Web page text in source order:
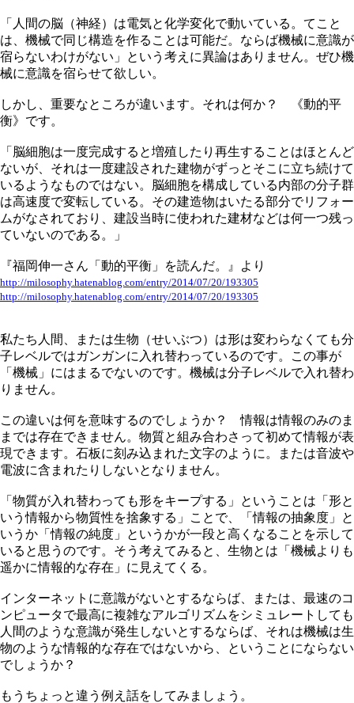
「人間の脳（神経）は電気と化学変化で動いている。てこと
は、機械で同じ構造を作ることは可能だ。ならば機械に意識が
宿らないわけがない」という考えに異論はありません。ぜひ機
械に意識を宿らせて欲しい。
しかし、重要なところが違います。それは何か？ 《動的平
衡》です。
「脳細胞は一度完成すると増殖したり再生することはほとんど
ないが、それは一度建設された建物がずっとそこに立ち続けて
いるようなものではない。脳細胞を構成している内部の分子群
は高速度で変転している。その建造物はいたる部分でリフォー
ムがなされており、建設当時に使われた建材などは何一つ残っ
ていないのである。」
『福岡伸一さん「動的平衡」を読んだ。』より
http://milosophy.hatenablog.com/entry/2014/07/20/193305
http://milosophy.hatenablog.com/entry/2014/07/20/193305
私たち人間、または生物（せいぶつ）は形は変わらなくても分
子レベルではガンガンに入れ替わっているのです。この事が
「機械」にはまるでないのです。機械は分子レベルで入れ替わ
りません。
この違いは何を意味するのでしょうか？ 情報は情報のみのま
までは存在できません。物質と組み合わさって初めて情報が表
現できます。石板に刻み込まれた文字のように。または音波や
電波に含まれたりしないとなりません。
「物質が入れ替わっても形をキープする」ということは「形と
いう情報から物質性を捨象する」ことで、「情報の抽象度」と
いうか「情報の純度」というかが一段と高くなることを示して
いると思うのです。そう考えてみると、生物とは「機械よりも
遥かに情報的な存在」に見えてくる。
インターネットに意識がないとするならば、または、最速のコ
ンピュータで最高に複雑なアルゴリズムをシミュレートしても
人間のような意識が発生しないとするならば、それは機械は生
物のような情報的な存在ではないから、ということにならない
でしょうか？
もうちょっと違う例え話をしてみましょう。